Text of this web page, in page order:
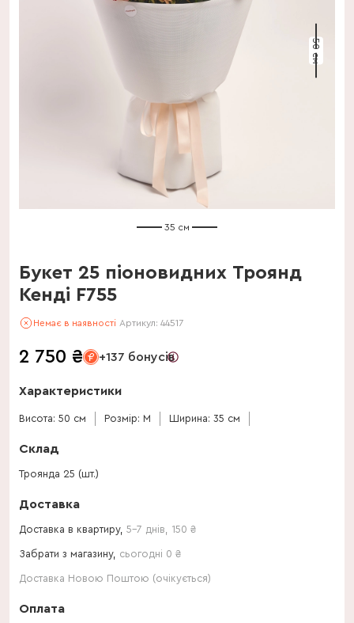
50 см
35 см
Букет 25 піоновидних Троянд
Кенді F755
Немає в наявності Артикул: 44517
2 750 ₴ +137 бонусів
Характеристики
Висота: 50 см Розмір: M Ширина: 35 см
Склад
Троянда 25 (шт.)
Доставка
Доставка в квартиру, 5-7 днів 150 ₴
Забрати з магазину, сьогодні 0 ₴
Доставка Новою Поштою (очікується)
Оплата